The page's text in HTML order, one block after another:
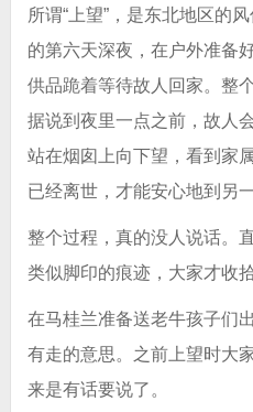
所谓“上望”，是东北地区的
的第六天深夜，在户外准备
供品跪着等待故人回家。整
据说到夜里一点之前，故人
站在烟囱上向下望，看到家
已经离世，才能安心地到另
整个过程，真的没人说话。
类似脚印的痕迹，大家才收
在马桂兰准备送老牛孩子们
有走的意思。之前上望时大
来是有话要说了。